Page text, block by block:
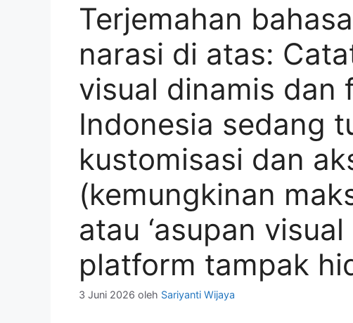
Terjemahan
narasi di atas:
visual dinamis dan
Indonesia sedang
kustomisasi dan
(kemungkinan
atau ‘asupan
platform tampak
3 Juni 2026 oleh Sariyanti Wijaya